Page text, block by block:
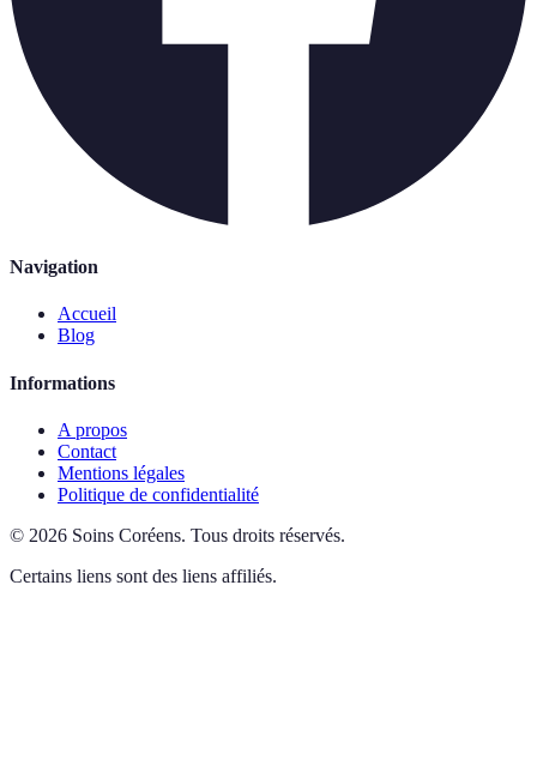
Navigation
Accueil
Blog
Informations
A propos
Contact
Mentions légales
Politique de confidentialité
© 2026 Soins Coréens. Tous droits réservés.
Certains liens sont des liens affiliés.